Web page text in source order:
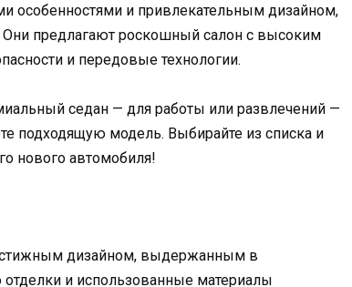
особенностями и привлекательным дизайном,
предлагают роскошный салон с высоким
и передовые технологии.
седан — для работы или развлечений —
подходящую модель. Выбирайте из списка и
нового автомобиля!
дизайном, выдержанным в
и использованные материалы